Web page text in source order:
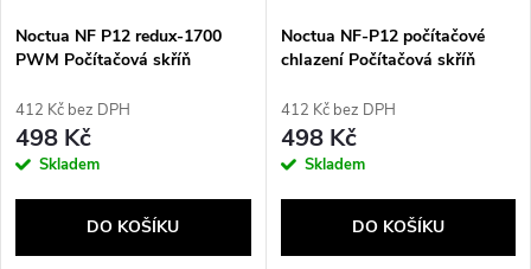
Noctua NF P12 redux-1700
PWM Počítačová skříň
412 Kč bez DPH
498 Kč
Skladem
DO KOŠÍKU
Noctua NF-P12 počítačové
chlazení Počítačová skříň
412 Kč bez DPH
498 Kč
Skladem
DO KOŠÍKU